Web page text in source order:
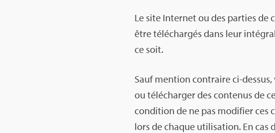
Le site Inter­net ou des par­ties de
être télé­char­gés dans leur
ce soit.
Sauf men­tion contraire ci-
ou télé­char­ger des conte­nus de
condi­tion de ne pas modi­fier ces
lors de chaque uti­li­sa­tion. En cas